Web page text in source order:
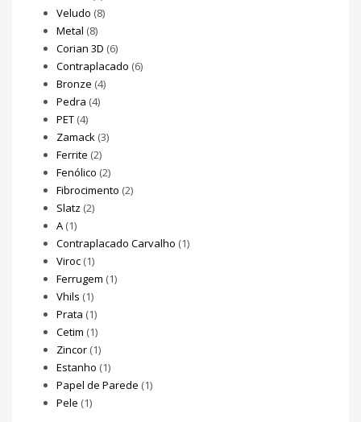
Veludo (8)
Metal (8)
Corian 3D (6)
Contraplacado (6)
Bronze (4)
Pedra (4)
PET (4)
Zamack (3)
Ferrite (2)
Fenólico (2)
Fibrocimento (2)
Slatz (2)
A (1)
Contraplacado Carvalho (1)
Viroc (1)
Ferrugem (1)
Vhils (1)
Prata (1)
Cetim (1)
Zincor (1)
Estanho (1)
Papel de Parede (1)
Pele (1)